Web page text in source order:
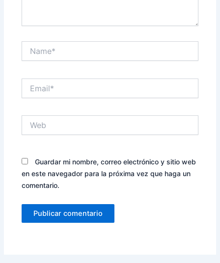
Guardar mi nombre, correo electrónico y sitio web
en este navegador para la próxima vez que haga un
comentario.